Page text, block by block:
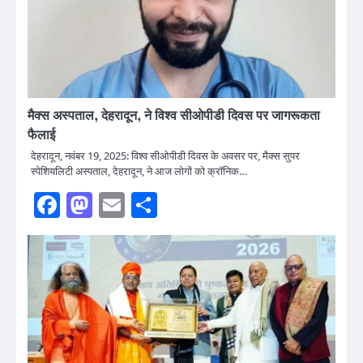
मैक्स अस्पताल, देहरादून, ने विश्व सीओपीडी दिवस पर जागरूकता
फैलाई
देहरादून, नवंबर 19, 2025: विश्व सीओपीडी दिवस के अवसर पर, मैक्स सुपर
स्पेशियलिटी अस्पताल, देहरादून, ने आज लोगों को क्रॉनिक…
Facebook
Mastodon
Email